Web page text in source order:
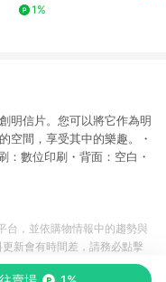
1%
明信片。您可以將它作為明
空間，享受其中的樂趣。・
：數位印刷・背面：空白・
台，並依購物情報中的趨勢與
新會有時間差，請務必點擊
，一切資訊以合作廠商網頁為